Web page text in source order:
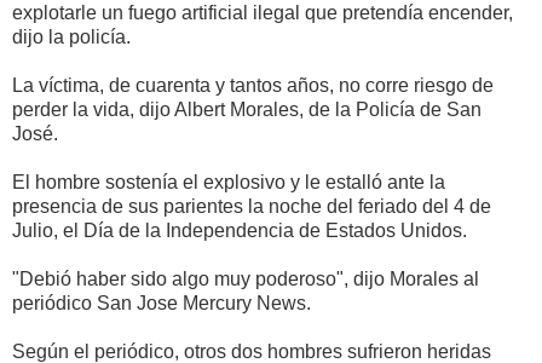
explotarle un fuego artificial ilegal que pretendía encender,
dijo la policía.
La víctima, de cuarenta y tantos años, no corre riesgo de
perder la vida, dijo Albert Morales, de la Policía de San
José.
El hombre sostenía el explosivo y le estalló ante la
presencia de sus parientes la noche del feriado del 4 de
Julio, el Día de la Independencia de Estados Unidos.
"Debió haber sido algo muy poderoso", dijo Morales al
periódico San Jose Mercury News.
Según el periódico, otros dos hombres sufrieron heridas